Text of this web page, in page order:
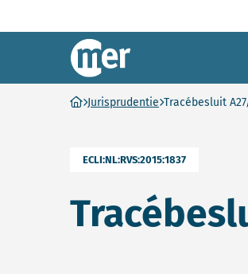
Commissie mer
Ga naar homepage
Jurisprudentie Tracébesluit
ECLI:NL:RVS:2015:1837